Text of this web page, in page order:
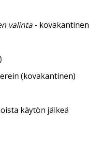
valinta- kovakantinen
(kovakantinen)
käytön jälkeä